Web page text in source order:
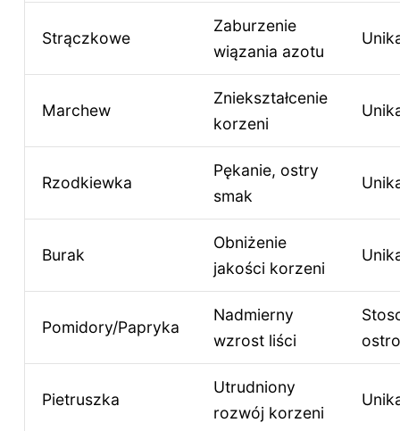
Strączkowe
Zaburzenie
wiązania azotu
Marchew
Zniekształcenie
korzeni
Rzodkiewka
Pękanie, ostry
smak
Burak
Obniżenie
jakości korzeni
Pomidory/Papryka
Nadmierny
wzrost liści
Pietruszka
Utrudniony
rozwój korzeni